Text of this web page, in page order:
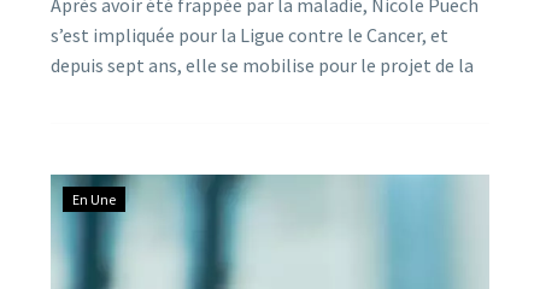
s’est impliquée pour la Ligue contre le Cancer, et
depuis sept ans, elle se mobilise pour le projet de la
activement pour la 7ème année.
En Une